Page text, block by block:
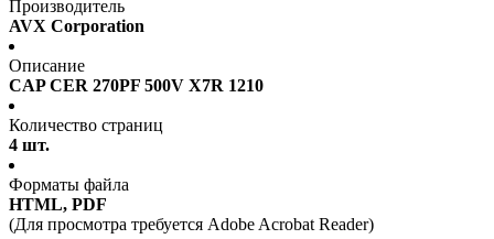
Производитель
AVX Corporation
Описание
CAP CER 270PF 500V X7R 1210
Количество страниц
4 шт.
Форматы файла
HTML, PDF
(Для просмотра требуется Adobe Acrobat Reader)